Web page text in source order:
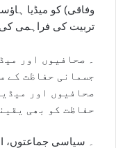
وفاقی) کو میڈیا
تربیت کی فراہمی کی
۔ صحافیوں اور
جسمانی حفاظت کے
صحافیوں اور
حفاظت کو بھی
۔ سیاسی جماعتوں،